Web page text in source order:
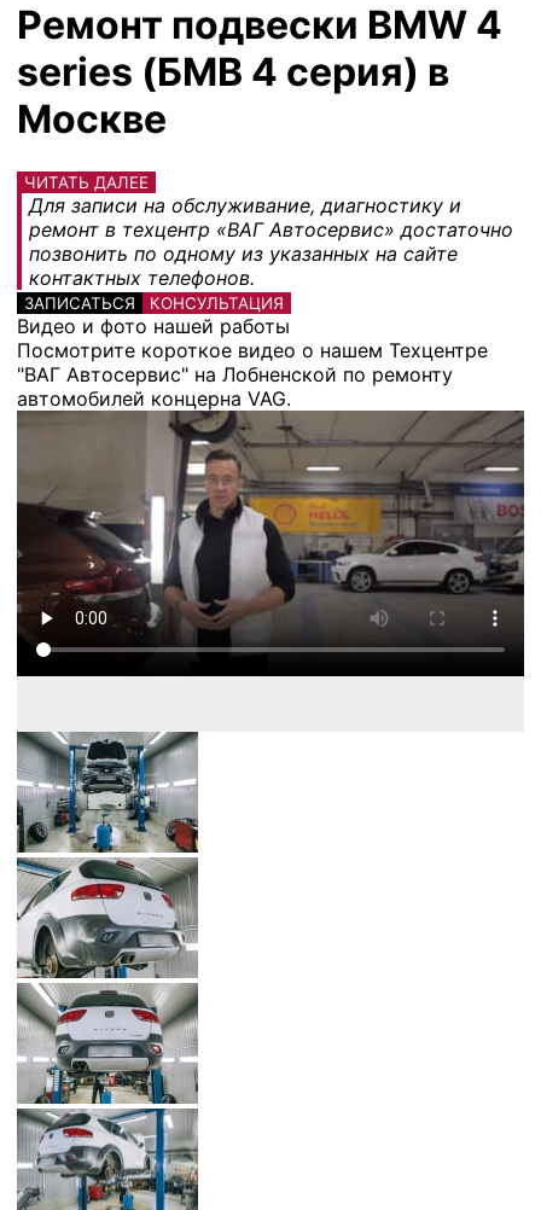
Ремонт подвески BMW 4
series (БМВ 4 серия) в
Москве
ЧИТАТЬ ДАЛЕЕ
Для записи на обслуживание, диагностику и
ремонт в техцентр «ВАГ Автосервис» достаточно
позвонить по одному из указанных на сайте
контактных телефонов.
ЗАПИСАТЬСЯ КОНСУЛЬТАЦИЯ
Видео и фото нашей работы
Посмотрите короткое видео о нашем Техцентре
"ВАГ Автосервис" на Лобненской по ремонту
автомобилей концерна VAG.